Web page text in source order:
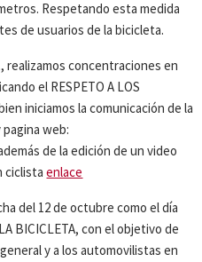
Respetando esta medida
de usuarios de la bicicleta.
realizamos concentraciones en
el RESPETO A LOS
iniciamos la comunicación de la
pagina web:
de la edición de un video
ciclistaenlace
del 12 de octubre como el día
BICICLETA, con el objetivo de
y a los automovilistas en